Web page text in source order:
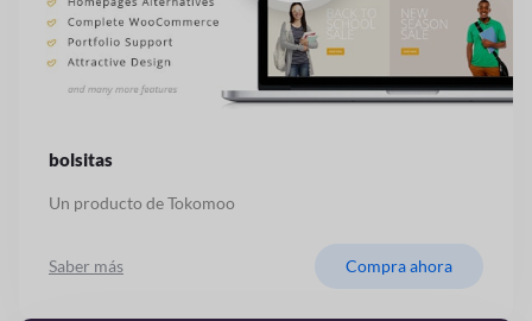
bolsitas
Un producto de Tokomoo
Saber más Compra ahora